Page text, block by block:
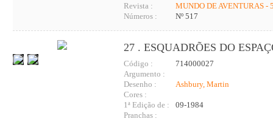
Revista :
MUNDO DE AVENTURAS -
Números :
Nº 517
27 . ESQUADRÕES DO
Código :
714000027
Argumento :
Desenho :
Ashbury, Martin
Cores :
1ª Edição de :
09-1984
Pranchas :